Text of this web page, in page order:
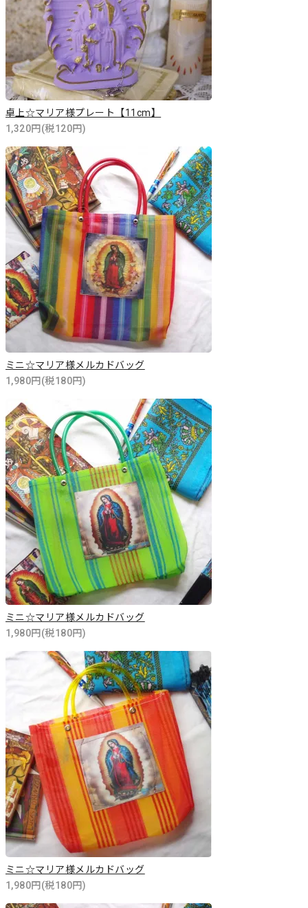
卓上☆マリア様プレート【11cm】
1,320円(税120円)
ミニ☆マリア様メルカドバッグ
1,980円(税180円)
ミニ☆マリア様メルカドバッグ
1,980円(税180円)
ミニ☆マリア様メルカドバッグ
1,980円(税180円)